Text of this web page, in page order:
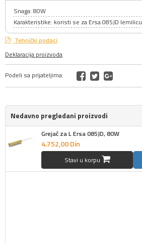
Snaga: 80W
Karakteristike: koristi se za Ersa 085JD lemilicu
Tehnički podaci
Deklaracija proizvoda
Podeli sa prijateljima:
Nedavno pregledani proizvodi
Grejač za L Ersa 085JD, 80W
4.752,00Din
Stavi u korpu